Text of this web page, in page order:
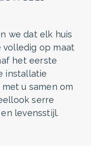
we dat elk huis
volledig op maat
het eerste
installatie
u samen om
serre
levensstijl.